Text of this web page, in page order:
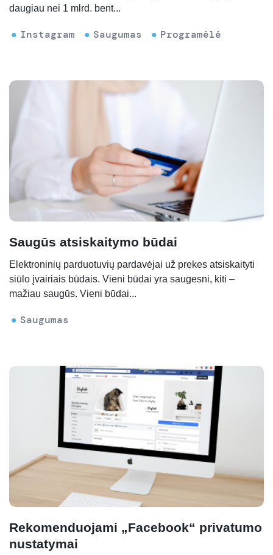
daugiau nei 1 mlrd. bent...
Instagram Saugumas Programėlė
Saugūs atsiskaitymo būdai
Elektroninių parduotuvių pardavėjai už prekes atsiskaityti
siūlo įvairiais būdais. Vieni būdai yra saugesni, kiti –
mažiau saugūs. Vieni būdai...
Saugumas
Rekomenduojami „Facebook“ privatumo
nustatymai